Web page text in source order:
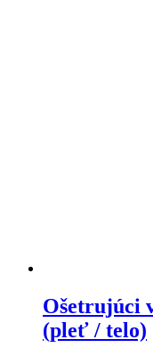
Ošetrujúci
(pleť / telo)